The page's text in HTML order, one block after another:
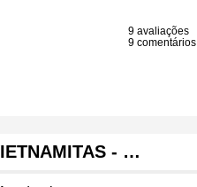
9 avaliações
9 comentários
- …